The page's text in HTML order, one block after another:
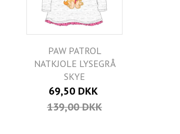
PAW PATROL
NATKJOLE LYSEGRÅ
SKYE
69,50 DKK
139,00 DKK